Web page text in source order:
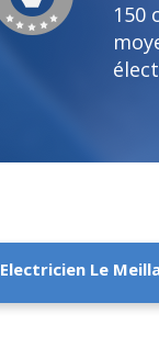
150
Electricien Le